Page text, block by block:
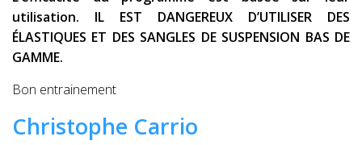
utilisation. IL EST DANGEREUX D’UTILISER DES
ÉLASTIQUES ET DES SANGLES DE SUSPENSION BAS DE
GAMME.
Bon entrainement
Christophe Carrio